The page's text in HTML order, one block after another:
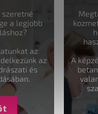
a legjobb
az
az
és
A